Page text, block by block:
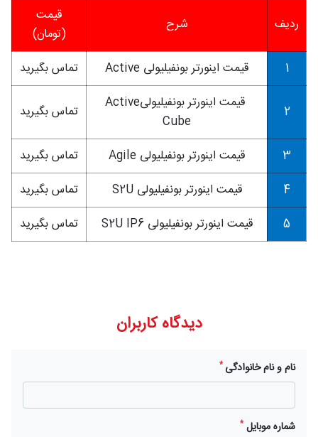
ردیف شرح
قیمت
(تومان)
1
قیمت اینورتر بونفیلیولی Active تماس بگیرید
2
قیمت اینورتر بونفیلیولیActive
Cube
تماس بگیرید
3 قیمت اینورتر بونفیلیولی Agile
تماس بگیرید
4
قیمت اینورتر بونفیلیولی S2U
تماس بگیرید
5
قیمت اینورتر بونفیلیولی S2U IP6 تماس بگیرید
دیدگاه کاربران
نام و نام خانوادگی*
شماره موبایل *